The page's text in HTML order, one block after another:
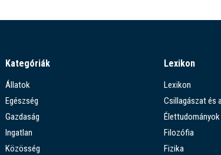
Kategóriák
Állatok
Egészség
Gazdaság
Ingatlan
Közösség
Lexikon
Lexikon
Csillagászat és
Élettudományok
Filozófia
Fizika